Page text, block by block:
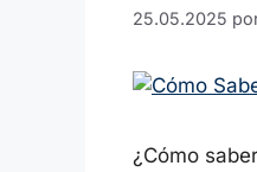
25.05.2025
¿Cómo